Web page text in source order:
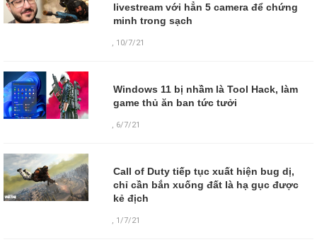
livestream với hẳn 5 camera để chứng
minh trong sạch
, 10/7/21
Windows 11 bị nhầm là Tool Hack, làm
game thủ ăn ban tức tưởi
, 6/7/21
Call of Duty tiếp tục xuất hiện bug dị,
chỉ cần bắn xuống đất là hạ gục được
kẻ địch
, 1/7/21